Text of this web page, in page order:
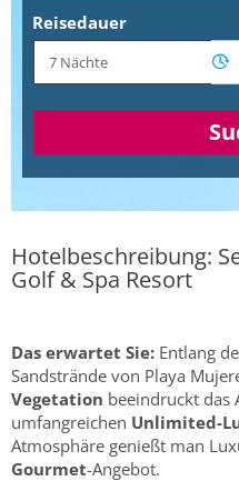
Reisedauer
Hotelbeschreibung:
Golf & Spa Resort
Das erwartet Sie: Entlang
Sandstrände von Playa
Vegetation beeindruckt das
umfangreichen Unlimited-
Atmosphäre genießt man
Gourmet-Angebot.